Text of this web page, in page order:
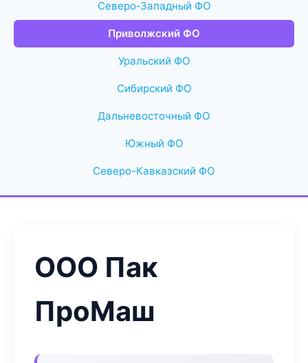
Северо-Западный ФО
Приволжский ФО
Уральский ФО
Сибирский ФО
Дальневосточный ФО
Южный ФО
Северо-Кавказский ФО
ООО Пак
ПроМаш